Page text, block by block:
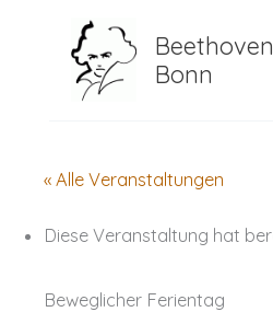
Bonn
« Alle Veranstaltungen
Diese Veranstaltung hat
Beweglicher Ferientag